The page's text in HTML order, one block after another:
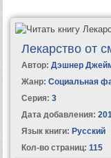
Лекарство от
Автор: Дэшнер
Жанр: Социальная
Серия: 3
Дата добавления:
Язык книги: Русский
Кол-во страниц: 115